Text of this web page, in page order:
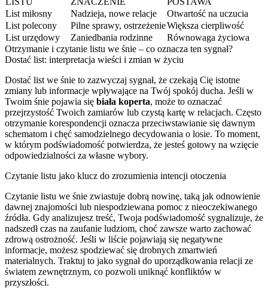
List miłosny
Nadzieja, nowe relacje
Otwartość na uczucia
List polecony
Pilne sprawy, ostrzeżenieWiększa cierpliwość
List urzędowy
Zaniedbania rodzinne
Równowaga życiowa
Otrzymanie i czytanie listu we śnie – co oznacza ten sygnał?
Dostać list: interpretacja wieści i zmian w życiu
Dostać list we śnie to zazwyczaj sygnał, że czekają Cię istotne
zmiany lub informacje wpływające na Twój spokój ducha. Jeśli w
Twoim śnie pojawia się biała koperta, może to oznaczać
przejrzystość Twoich zamiarów lub czystą kartę w relacjach. Często
otrzymanie korespondencji oznacza przeciwstawianie się dawnym
schematom i chęć samodzielnego decydowania o losie. To moment,
w którym podświadomość potwierdza, że jesteś gotowy na wzięcie
odpowiedzialności za własne wybory.
Czytanie listu jako klucz do zrozumienia intencji otoczenia
Czytanie listu we śnie zwiastuje dobrą nowinę, taką jak odnowienie
dawnej znajomości lub niespodziewana pomoc z nieoczekiwanego
źródła. Gdy analizujesz treść, Twoja podświadomość sygnalizuje, że
nadszedł czas na zaufanie ludziom, choć zawsze warto zachować
zdrową ostrożność. Jeśli w liście pojawiają się negatywne
informacje, możesz spodziewać się drobnych zmartwień
materialnych. Traktuj to jako sygnał do uporządkowania relacji ze
światem zewnętrznym, co pozwoli uniknąć konfliktów w
przyszłości.